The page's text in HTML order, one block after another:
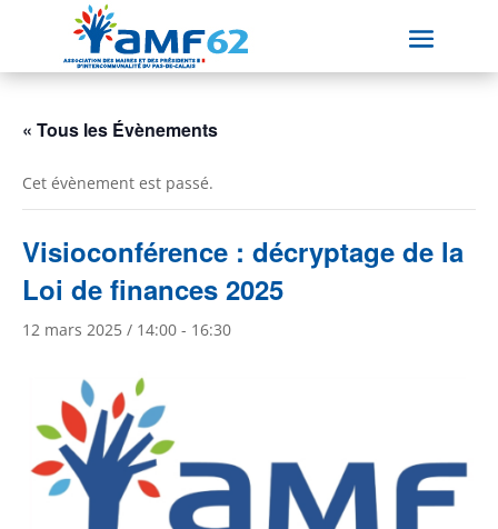
« Tous les Évènements
Cet évènement est passé.
Visioconférence : décryptage de la
Loi de finances 2025
12 mars 2025 / 14:00 - 16:30